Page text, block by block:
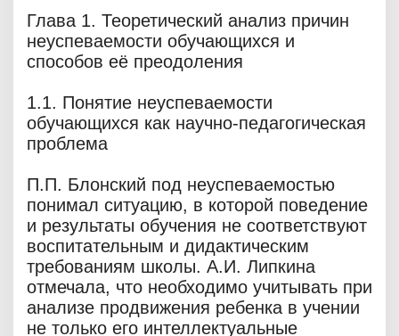
Глава 1. Теоретический анализ причин
неуспеваемости обучающихся и
способов её преодоления
1.1. Понятие неуспеваемости
обучающихся как научно-педагогическая
проблема
П.П. Блонский под неуспеваемостью
понимал ситуацию, в которой поведение
и результаты обучения не соответствуют
воспитательным и дидактическим
требованиям школы. А.И. Липкина
отмечала, что необходимо учитывать при
анализе продвижения ребенка в учении
не только его интеллектуальные